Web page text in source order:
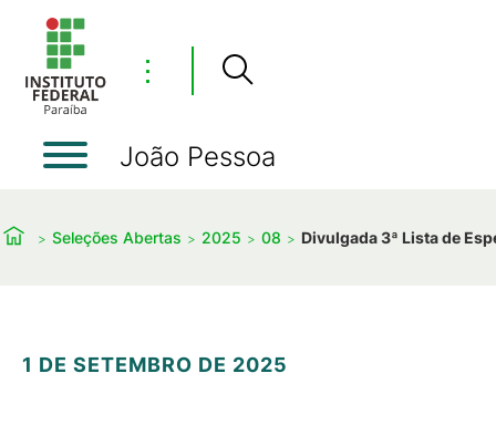
⋮
João Pessoa
Seleções Abertas 2025 08 Divulgada 3ª Lista de
1 DE SETEMBRO DE 2025